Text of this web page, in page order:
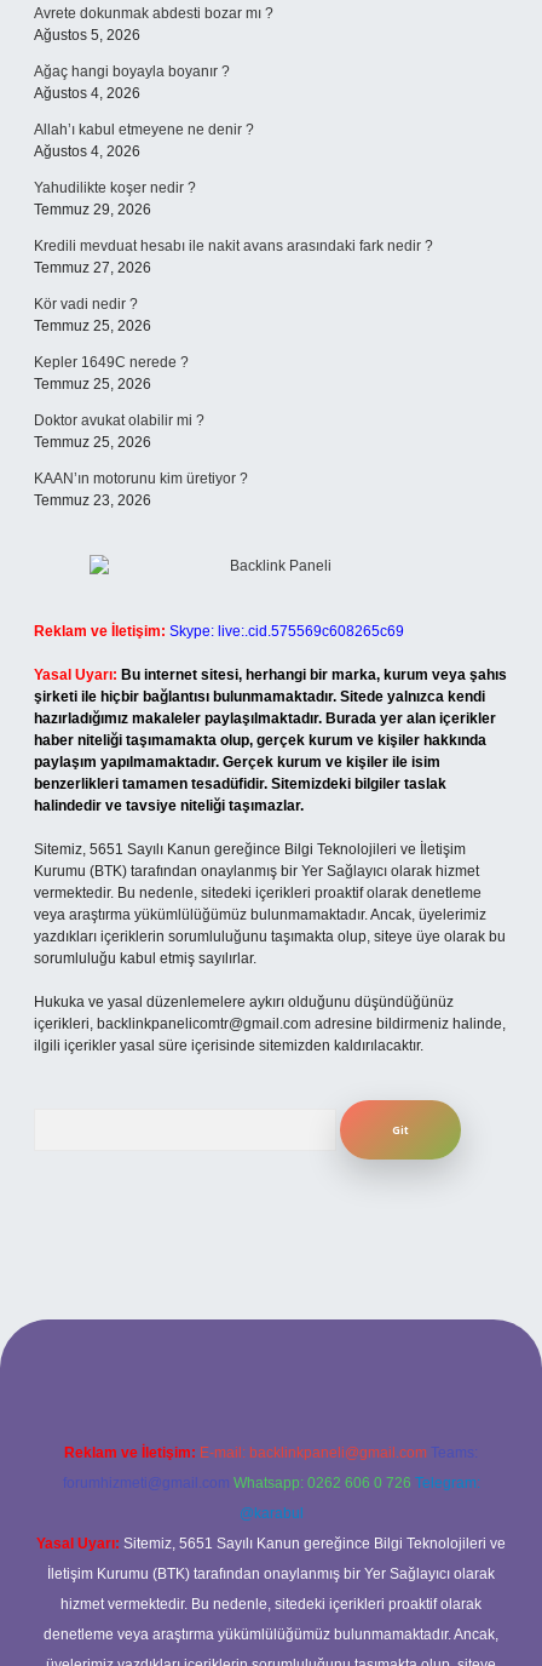
Avrete dokunmak abdesti bozar mı ?
Ağustos 5, 2026
Ağaç hangi boyayla boyanır ?
Ağustos 4, 2026
Allah’ı kabul etmeyene ne denir ?
Ağustos 4, 2026
Yahudilikte koşer nedir ?
Temmuz 29, 2026
Kredili mevduat hesabı ile nakit avans arasındaki fark nedir ?
Temmuz 27, 2026
Kör vadi nedir ?
Temmuz 25, 2026
Kepler 1649C nerede ?
Temmuz 25, 2026
Doktor avukat olabilir mi ?
Temmuz 25, 2026
KAAN’ın motorunu kim üretiyor ?
Temmuz 23, 2026
Reklam ve İletişim: Skype: live:.cid.575569c608265c69
Yasal Uyarı: Bu internet sitesi, herhangi bir marka, kurum veya şahıs
şirketi ile hiçbir bağlantısı bulunmamaktadır. Sitede yalnızca kendi
hazırladığımız makaleler paylaşılmaktadır. Burada yer alan içerikler
haber niteliği taşımamakta olup, gerçek kurum ve kişiler hakkında
paylaşım yapılmamaktadır. Gerçek kurum ve kişiler ile isim
benzerlikleri tamamen tesadüfidir. Sitemizdeki bilgiler taslak
halindedir ve tavsiye niteliği taşımazlar.
Sitemiz, 5651 Sayılı Kanun gereğince Bilgi Teknolojileri ve İletişim
Kurumu (BTK) tarafından onaylanmış bir Yer Sağlayıcı olarak hizmet
vermektedir. Bu nedenle, sitedeki içerikleri proaktif olarak denetleme
veya araştırma yükümlülüğümüz bulunmamaktadır. Ancak, üyelerimiz
yazdıkları içeriklerin sorumluluğunu taşımakta olup, siteye üye olarak bu
sorumluluğu kabul etmiş sayılırlar.
Hukuka ve yasal düzenlemelere aykırı olduğunu düşündüğünüz
içerikleri, backlinkpanelicomtr@gmail.com adresine bildirmeniz halinde,
ilgili içerikler yasal süre içerisinde sitemizden kaldırılacaktır.
Reklam ve İletişim: E-mail: backlinkpaneli@gmail.com Teams:
forumhizmeti@gmail.com Whatsapp: 0262 606 0 726 Telegram:
@karabul
Yasal Uyarı: Sitemiz, 5651 Sayılı Kanun gereğince Bilgi Teknolojileri ve
İletişim Kurumu (BTK) tarafından onaylanmış bir Yer Sağlayıcı olarak
hizmet vermektedir. Bu nedenle, sitedeki içerikleri proaktif olarak
denetleme veya araştırma yükümlülüğümüz bulunmamaktadır. Ancak,